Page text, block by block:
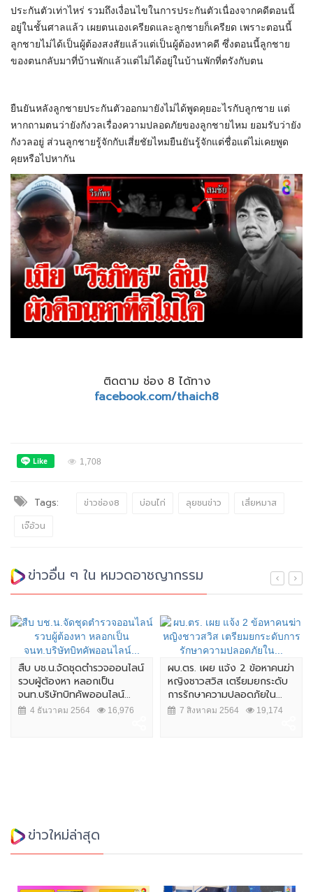
ประกันตัวเท่าไหร่ รวมถึงเงื่อนไขในการประกันตัวเนื่องจากคดีตอนนี้
อยู่ในชั้นศาลแล้ว เผยตนเองเครียดและลูกชายก็เครียด เพราะตอนนี้
ลูกชายไม่ได้เป็นผู้ต้องสงสัยแล้วแต่เป็นผู้ต้องหาคดี ซึ่งตอนนี้ลูกชาย
ของตนกลับมาที่บ้านพักแล้วแต่ไม่ได้อยู่ในบ้านพักที่ตรังกับตน
ยืนยันหลังลูกชายประกันตัวออกมายังไม่ได้พูดคุยอะไรกับลูกชาย แต่
หากถามตนว่ายังกังวลเรื่องความปลอดภัยของลูกชายไหม ยอมรับว่ายัง
กังวลอยู่ ส่วนลูกชายรู้จักกับเสี่ยชัยไหมยืนยันรู้จักแต่ชื่อแต่ไม่เคยพูด
คุยหรือไปหากัน
ติดตาม ช่อง 8 ได้ทาง
facebook.com/thaich8
1,708
Tags: ข่าวช่อง8 บ่อนไก่ ลุยชนข่าว
เสี่ยหมาส
เจ๊อ้วน
ข่าวอื่น ๆ ใน หมวดอาชญากรรม
ผบ.ตร. เผย แจ้ง 2 ข้อหาคนฆ่า
หญิงชาวสวิส เตรียมยกระดับ
การรักษาความปลอดภัยใน...
7 สิงหาคม 2564 19,174
โจร บุกวัด ลักตัดสายไฟ เสีย
หายหลายแสน...
15 มิถุนายน 2564 18,611
ข่าวใหม่ล่าสุด